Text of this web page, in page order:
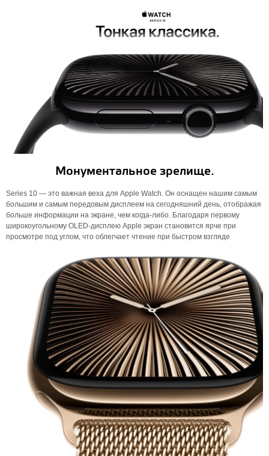
Монументальное зрелище.
Series 10 — это важная веха для Apple Watch. Он оснащен нашим самым
большим и самым передовым дисплеем на сегодняшний день, отображая
больше информации на экране, чем когда-либо. Благодаря первому
широкоугольному OLED-дисплею Apple экран становится ярче при
просмотре под углом, что облегчает чтение при быстром взгляде